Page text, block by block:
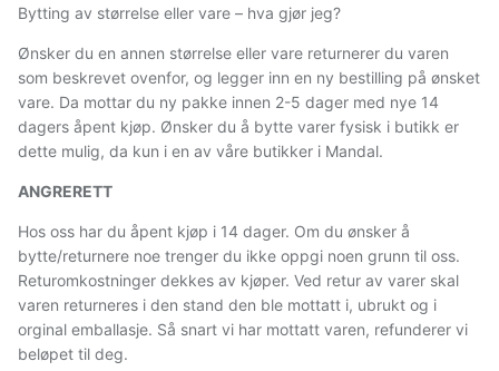
Bytting av størrelse eller vare – hva gjør jeg?
Ønsker du en annen størrelse eller vare returnerer du varen
som beskrevet ovenfor, og legger inn en ny bestilling på ønsket
vare. Da mottar du ny pakke innen 2-5 dager med nye 14
dagers åpent kjøp. Ønsker du å bytte varer fysisk i butikk er
dette mulig, da kun i en av våre butikker i Mandal.
ANGRERETT
Hos oss har du åpent kjøp i 14 dager. Om du ønsker å
bytte/returnere noe trenger du ikke oppgi noen grunn til oss.
Returomkostninger dekkes av kjøper. Ved retur av varer skal
varen returneres i den stand den ble mottatt i, ubrukt og i
orginal emballasje. Så snart vi har mottatt varen, refunderer vi
beløpet til deg.